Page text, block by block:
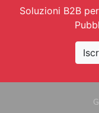
Soluzioni B2B